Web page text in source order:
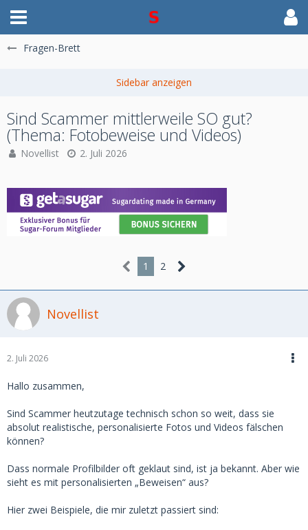
Fragen-Brett
Sind Scammer mittlerweile SO gut?
(Thema: Fotobeweise und Videos)
Novellist 2. Juli 2026
1 2
Novellist
2. Juli 2026
Hallo zusammen,
Sind Scammer heutzutage technisch schon so weit, dass sie
absolut realistische, personalisierte Fotos und Videos fälschen
können?
Dass normale Profilbilder oft geklaut sind, ist ja bekannt. Aber wie
sieht es mit personalisierten „Beweisen“ aus?
Hier zwei Beispiele, die mir zuletzt passiert sind: